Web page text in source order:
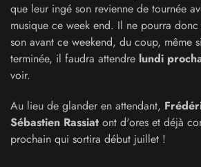
que leur ingé son revienne de tournée
musique ce week end. Il ne pourra
son avant ce weekend, du coup, même
terminée, il faudra attendre lundi
voir.
Au lieu de glander en attendant,
Sébastien Rassiat ont d'ores et déjà
prochain qui sortira début juillet !